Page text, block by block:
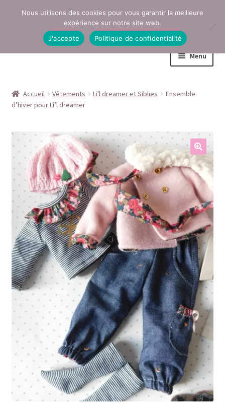
Aller
navigation
Aller
Menu
Conditions générales de vente
Contact
Mentions légales
Mon compte
Page Boutique
Panier
Politique de confidentialité
Politique de cookies (UE)
Validation de la commande
Accueil Vêtements Li'l dreamer et Siblies
Ensemble
d’hiver pour Li’l dreamer
Nous utilisons des cookies pour vous garantir la meilleure
expérience sur notre site web.
J'accepte
Politique de confidentialité